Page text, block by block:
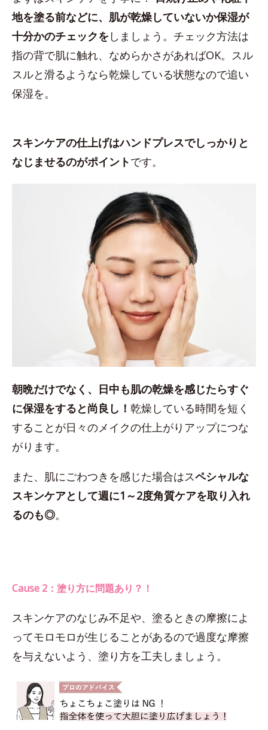
地を塗る前などに、肌が乾燥していないか保湿が
十分かのチェックを しましょう。チェック方法は
指の背で肌に触れ、なめらかさがあればOK。スル
スルと滑るようなら乾燥している状態なので追い
保湿を。
スキンケアの仕上げはハンドプレスでしっかりと
なじませるのがポイントです。
朝晩だけでなく、日中も肌の乾燥を感じたらすぐ
に保湿をすると尚良し！ 乾燥している時間を短く
することが日々のメイクの仕上がりアップにつな
がります。
また、肌にごわつきを感じた場合はスペシャルな
スキンケアとして週に1～2度角質ケアを取り入れ
るのも◎。
Cause 2：塗り方に問題あり？！
スキンケアのなじみ不足や、塗るときの摩擦によ
ってモロモロが生じることがあるので過度な摩擦
を与えないよう、塗り方を工夫しましょう。